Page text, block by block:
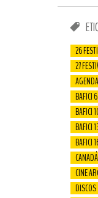
26
27
AGENDA
BAFICI 6
BAFICI
BAFICI
BAFICI
CANADÁ
CINE
DISCOS